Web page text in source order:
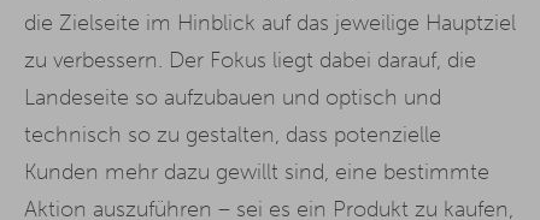
die Zielseite im Hinblick auf das jeweilige Hauptziel
zu verbessern. Der Fokus liegt dabei darauf, die
Landeseite so aufzubauen und optisch und
technisch so zu gestalten, dass potenzielle
Kunden mehr dazu gewillt sind, eine bestimmte
Aktion auszuführen – sei es ein Produkt zu kaufen,